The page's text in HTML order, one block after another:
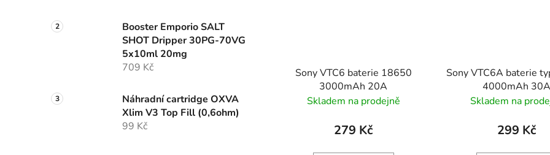
Booster Emporio SALT
SHOT Dripper 30PG-70VG
5x10ml 20mg
709 Kč
Náhradní cartridge OXVA
Xlim V3 Top Fill (0,6ohm)
99 Kč
Sony VTC6 baterie 18650
3000mAh 20A
Skladem na prodejně
279 Kč
Sony VTC6A baterie
4000mAh 30A
Skladem na
299 Kč